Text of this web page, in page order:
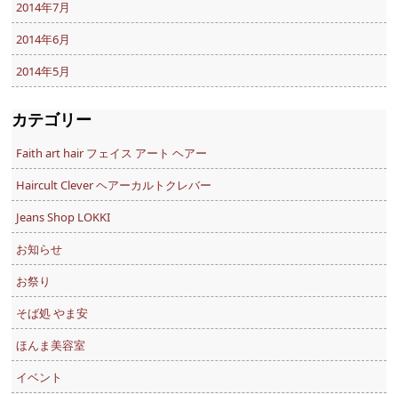
2014年7月
2014年6月
2014年5月
カテゴリー
Faith art hair フェイス アート ヘアー
Haircult Clever ヘアーカルトクレバー
Jeans Shop LOKKI
お知らせ
お祭り
そば処 やま安
ほんま美容室
イベント